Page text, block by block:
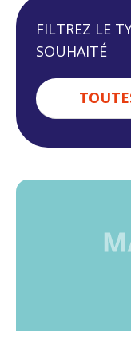
FILTREZ LE
SOUHAITÉ